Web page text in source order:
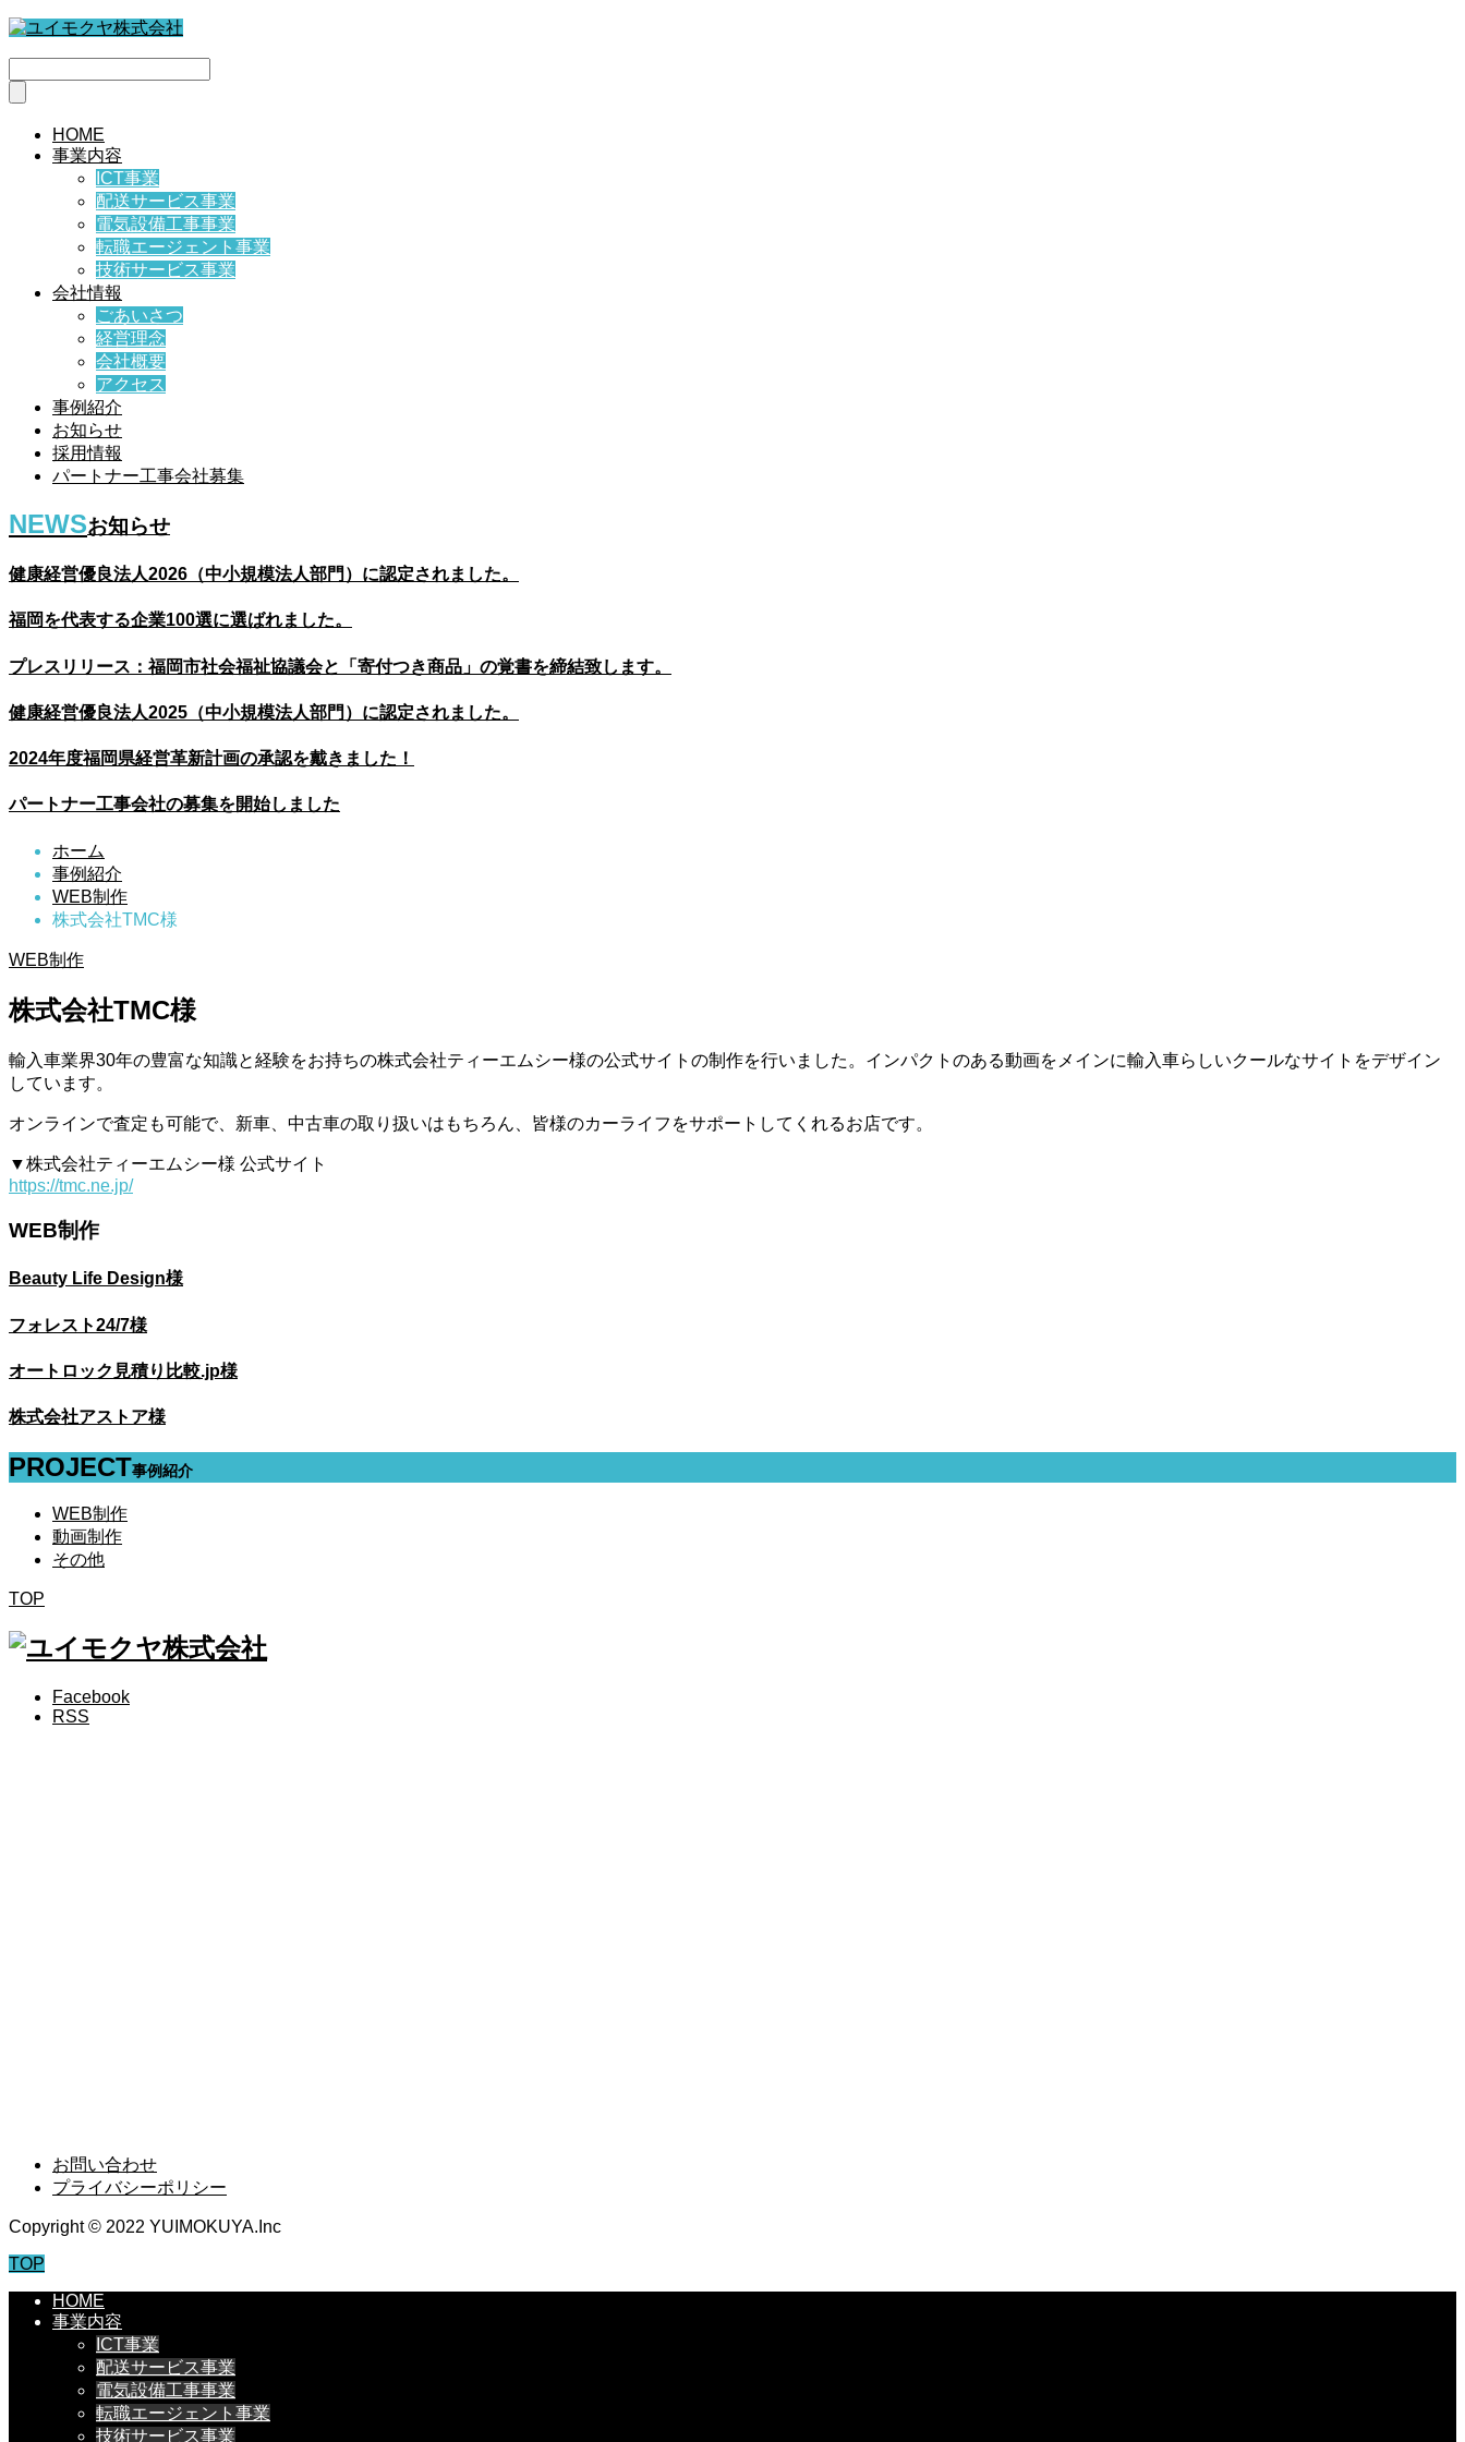
HOME
事業内容
ICT事業
配送サービス事業
電気設備工事事業
転職エージェント事業
技術サービス事業
会社情報
ごあいさつ
経営理念
会社概要
アクセス
事例紹介
お知らせ
採用情報
パートナー工事会社募集
NEWSお知らせ
健康経営優良法人2026（中小規模法人部門）に認定されました。
福岡を代表する企業100選に選ばれました。
プレスリリース：福岡市社会福祉協議会と「寄付つき商品」の覚書を締結致します。
健康経営優良法人2025（中小規模法人部門）に認定されました。
2024年度福岡県経営革新計画の承認を戴きました！
パートナー工事会社の募集を開始しました
ホーム
事例紹介
WEB制作
株式会社TMC様
WEB制作
株式会社TMC様
輸入車業界30年の豊富な知識と経験をお持ちの株式会社ティーエムシー様の公式サイトの制作を行いました。インパクトのある動画をメインに輸入車らしいクールなサイトをデザイン
しています。
オンラインで査定も可能で、新車、中古車の取り扱いはもちろん、皆様のカーライフをサポートしてくれるお店です。
▼株式会社ティーエムシー様 公式サイト
https://tmc.ne.jp/
WEB制作
Beauty Life Design様
フォレスト24/7様
オートロック見積り比較.jp様
株式会社アストア様
PROJECT事例紹介
WEB制作
動画制作
その他
TOP
Facebook
RSS
お問い合わせ
プライバシーポリシー
Copyright © 2022 YUIMOKUYA.Inc
TOP
HOME
事業内容
ICT事業
配送サービス事業
電気設備工事事業
転職エージェント事業
技術サービス事業